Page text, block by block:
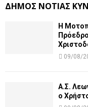
ΔΗΜΟΣ ΝΟΤΙΑΣ
Η
09/08/
Α.Σ.
ο